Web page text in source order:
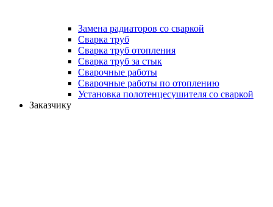
Замена радиаторов со сваркой
Сварка труб
Сварка труб отопления
Сварка труб за стык
Сварочные работы
Сварочные работы по отоплению
Установка полотенцесушителя со сваркой
Заказчику